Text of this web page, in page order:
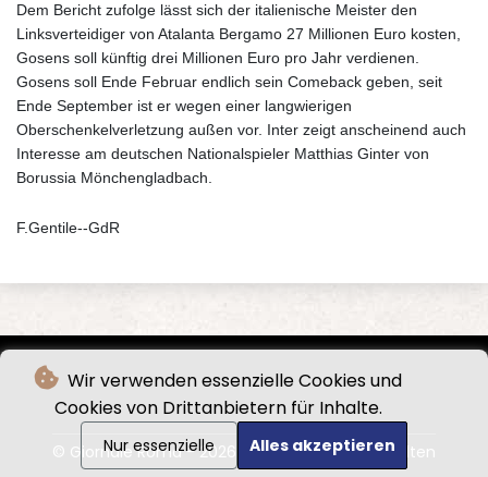
Wir verwenden essenzielle Cookies und
Cookies von Drittanbietern für Inhalte.
Nur essenzielle Alles akzeptieren
Dem Bericht zufolge lässt sich der italienische Meister den
Linksverteidiger von Atalanta Bergamo 27 Millionen Euro kosten,
Gosens soll künftig drei Millionen Euro pro Jahr verdienen.
Gosens soll Ende Februar endlich sein Comeback geben, seit
Ende September ist er wegen einer langwierigen
Oberschenkelverletzung außen vor. Inter zeigt anscheinend auch
Interesse am deutschen Nationalspieler Matthias Ginter von
Borussia Mönchengladbach.
F.Gentile--GdR
© Giornale Roma - 2026 - Alle Rechte vorbehalten